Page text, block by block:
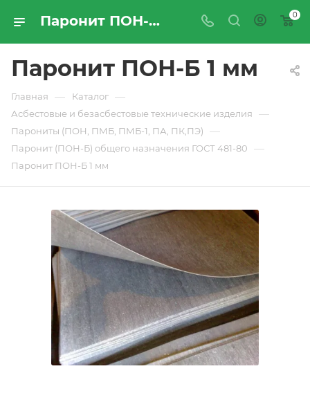
Паронит ПОН-Б 1 мм - купить по цене производителя с доставкой по Москве и России | ПРОМРЕСУРССЕРВИС 0
Паронит ПОН-Б 1 мм
Главная — Каталог —
Асбестовые и безасбестовые технические изделия —
Парониты (ПОН, ПМБ, ПМБ-1, ПА, ПК,ПЭ) —
Паронит (ПОН-Б) общего назначения ГОСТ 481-80 —
Паронит ПОН-Б 1 мм